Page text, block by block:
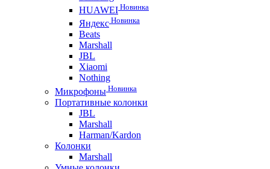
HUAWEI Новинка
Яндекс Новинка
Beats
Marshall
JBL
Xiaomi
Nothing
Микрофоны Новинка
Портативные колонки
JBL
Marshall
Harman/Kardon
Колонки
Marshall